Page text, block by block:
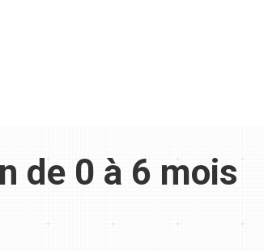
de 0 à 6 mois